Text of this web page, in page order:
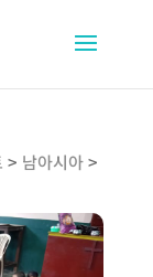
> 남아시아>